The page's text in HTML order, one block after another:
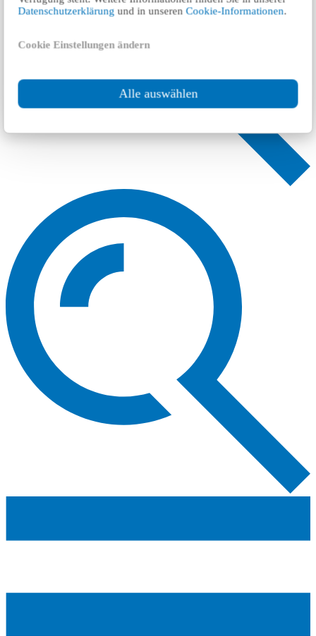
Datenschutzerklärung und in unserenCookie-Informationen.
Cookie Einstellungen ändern
Alle auswählen